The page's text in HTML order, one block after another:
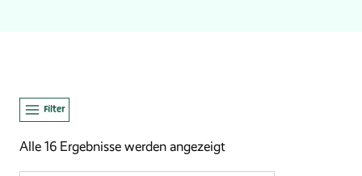
Filter
Alle 16 Ergebnisse werden angezeigt